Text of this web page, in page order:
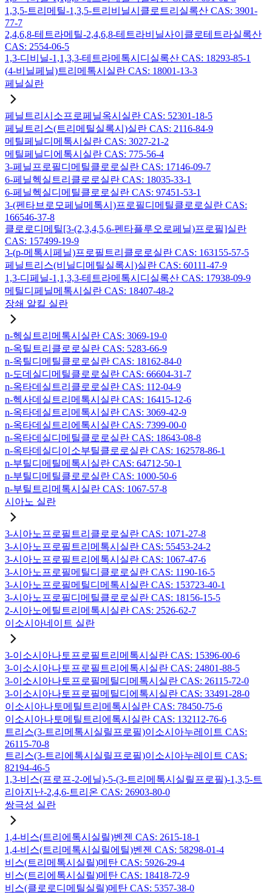
1,3,5-트리메틸-1,3,5-트리비닐시클로트리실록산 CAS: 3901-
77-7
2,4,6,8-테트라메틸-2,4,6,8-테트라비닐사이클로테트라실록산
CAS: 2554-06-5
1,3-디비닐-1,1,3,3-테트라메톡시디실록산 CAS: 18293-85-1
(4-비닐페닐)트리메톡시실란 CAS: 18001-13-3
페닐실란
페닐트리시소프로페닐옥시실란 CAS: 52301-18-5
페닐트리스(트리메틸실록시)실란 CAS: 2116-84-9
메틸페닐디메톡시실란 CAS: 3027-21-2
메틸페닐디에톡시실란 CAS: 775-56-4
3-페닐프로필디메틸클로로실란 CAS: 17146-09-7
6-페닐헥실트리클로로실란 CAS: 18035-33-1
6-페닐헥실디메틸클로로실란 CAS: 97451-53-1
3-(펜타브로모페닐메톡시)프로필디메틸클로로실란 CAS:
166546-37-8
클로로디메틸[3-(2,3,4,5,6-펜타플루오로페닐)프로필]실란
CAS: 157499-19-9
3-(p-메톡시페닐)프로필트리클로로실란 CAS: 163155-57-5
페닐트리스(비닐디메틸실록시)실란 CAS: 60111-47-9
1,3-디페닐-1,1,3,3-테트라메톡시디실록산 CAS: 17938-09-9
메틸디페닐메톡시실란 CAS: 18407-48-2
장쇄 알킬 실란
n-헥실트리메톡시실란 CAS: 3069-19-0
n-옥틸트리클로로실란 CAS: 5283-66-9
n-옥틸디메틸클로로실란 CAS: 18162-84-0
n-도데실디메틸클로로실란 CAS: 66604-31-7
n-옥타데실트리클로로실란 CAS: 112-04-9
n-헥사데실트리메톡시실란 CAS: 16415-12-6
n-옥타데실트리메톡시실란 CAS: 3069-42-9
n-옥타데실트리에톡시실란 CAS: 7399-00-0
n-옥타데실디메틸클로로실란 CAS: 18643-08-8
n-옥타데실디이소부틸클로로실란 CAS: 162578-86-1
n-부틸디메틸메톡시실란 CAS: 64712-50-1
n-부틸디메틸클로로실란 CAS: 1000-50-6
n-부틸트리메톡시실란 CAS: 1067-57-8
시아노 실란
3-시아노프로필트리클로로실란 CAS: 1071-27-8
3-시아노프로필트리메톡시실란 CAS: 55453-24-2
3-시아노프로필트리에톡시실란 CAS: 1067-47-6
3-시아노프로필메틸디클로로실란 CAS: 1190-16-5
3-시아노프로필메틸디메톡시실란 CAS: 153723-40-1
3-시아노프로필디메틸클로로실란 CAS: 18156-15-5
2-시아노에틸트리메톡시실란 CAS: 2526-62-7
이소시아네이트 실란
3-이소시아나토프로필트리메톡시실란 CAS: 15396-00-6
3-이소시아나토프로필트리에톡시실란 CAS: 24801-88-5
3-이소시아나토프로필메틸디메톡시실란 CAS: 26115-72-0
3-이소시아나토프로필메틸디에톡시실란 CAS: 33491-28-0
이소시아나토메틸트리메톡시실란 CAS: 78450-75-6
이소시아나토메틸트리에톡시실란 CAS: 132112-76-6
트리스(3-트리메톡시실릴프로필)이소시아누레이트 CAS:
26115-70-8
트리스(3-트리에톡시실릴프로필)이소시아누레이트 CAS:
82194-46-5
1,3-비스(프로프-2-에닐)-5-(3-트리메톡시실릴프로필)-1,3,5-트
리아지난-2,4,6-트리온 CAS: 26903-80-0
쌍극성 실란
1,4-비스(트리에톡시실릴)벤젠 CAS: 2615-18-1
1,4-비스(트리메톡시실릴에틸)벤젠 CAS: 58298-01-4
비스(트리메톡시실릴)메탄 CAS: 5926-29-4
비스(트리에톡시실릴)메탄 CAS: 18418-72-9
비스(클로로디메틸실릴)메탄 CAS: 5357-38-0